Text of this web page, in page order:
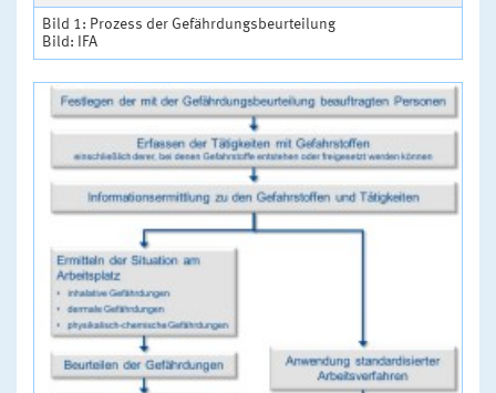
Bild 1: Prozess der Gefährdungsbeurteilung
Bild: IFA